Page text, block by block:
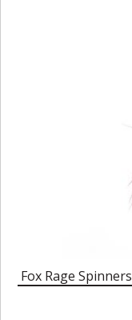
Fox Rage Spinners